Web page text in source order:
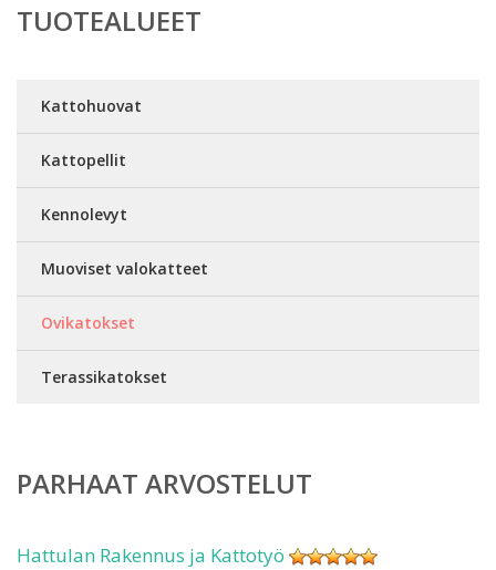
TUOTEALUEET
Kattohuovat
Kattopellit
Kennolevyt
Muoviset valokatteet
Ovikatokset
Terassikatokset
PARHAAT ARVOSTELUT
Hattulan Rakennus ja Kattotyö